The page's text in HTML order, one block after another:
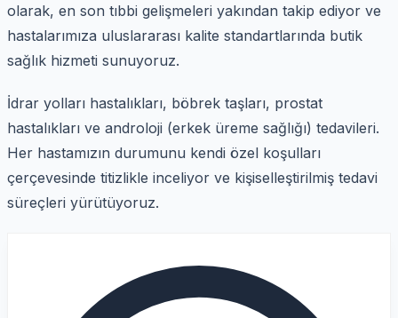
olarak, en son tıbbi gelişmeleri yakından takip ediyor ve
hastalarımıza uluslararası kalite standartlarında butik
sağlık hizmeti sunuyoruz.
İdrar yolları hastalıkları, böbrek taşları, prostat
hastalıkları ve androloji (erkek üreme sağlığı) tedavileri.
Her hastamızın durumunu kendi özel koşulları
çerçevesinde titizlikle inceliyor ve kişiselleştirilmiş tedavi
süreçleri yürütüyoruz.